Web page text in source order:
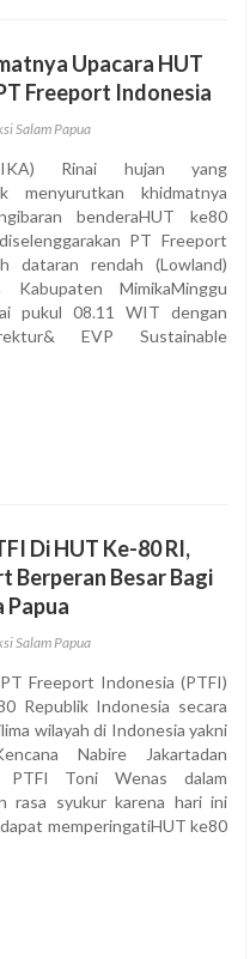
Upacara HUT
Freeport Indonesia
Salam Papua
Rinai hujan yang
menyurutkan khidmatnya
benderaHUT ke80
PT Freeport
dataran rendah (Lowland)
MimikaMinggu
pukul 08.11 WIT dengan
EVP Sustainable
Di HUT Ke-80 RI,
Berperan Besar Bagi
Papua
Salam Papua
Freeport Indonesia (PTFI)
Republik Indonesia secara
wilayah di Indonesia yakni
Nabire Jakartadan
PTFI Toni Wenas dalam
rasa syukur karena hari ini
memperingatiHUT ke80